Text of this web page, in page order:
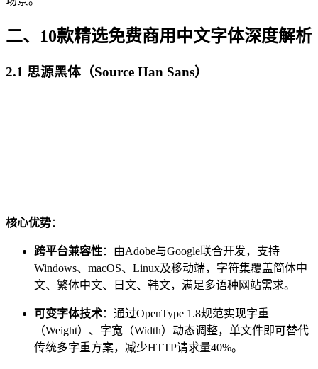
二、10款精选免费商用中文字体深度解析
2.1 思源黑体（Source Han Sans）
核心优势：
跨平台兼容性：由Adobe与Google联合开发，支持
Windows、macOS、Linux及移动端，字符集覆盖简体中
文、繁体中文、日文、韩文，满足多语种网站需求。
可变字体技术：通过OpenType 1.8规范实现字重
（Weight）、字宽（Width）动态调整，单文件即可替代
传统多字重方案，减少HTTP请求量40%。